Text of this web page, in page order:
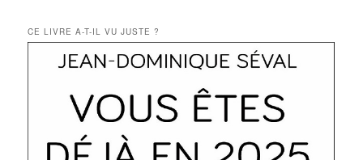
CE LIVRE A-T-IL VU JUSTE ?